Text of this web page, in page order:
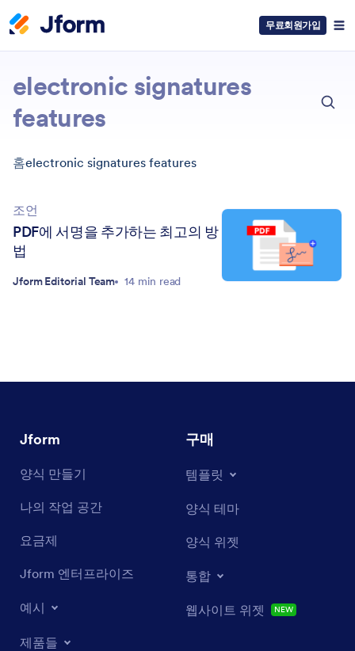
무료회원가입
electronic signatures
features
홈electronic signatures features
조언
PDF에 서명을 추가하는 최고의 방
법
Jform Editorial Team 14 min read
취소
Jform
양식 만들기
나의 작업 공간
요금제
Jform 엔터프라이즈
예시
제품들
구매
템플릿
양식 테마
양식 위젯
통합
웹사이트 위젯 NEW